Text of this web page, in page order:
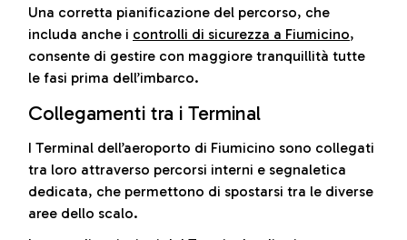
Una corretta pianificazione del percorso, che
includa anche i controlli di sicurezza a Fiumicino,
consente di gestire con maggiore tranquillità tutte
le fasi prima dell’imbarco.
Collegamenti tra i Terminal
I Terminal dell’aeroporto di Fiumicino sono collegati
tra loro attraverso percorsi interni e segnaletica
dedicata, che permettono di spostarsi tra le diverse
aree dello scalo.